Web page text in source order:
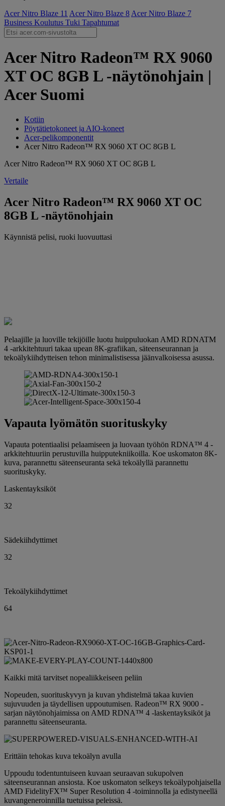
Acer Nitro Blaze 11 Acer Nitro Blaze 8 Acer Nitro Blaze 7
Business Koulutus Tuki Tapahtumat
Acer Nitro Radeon™ RX 9060
XT OC 8GB L -näytönohjain |
Acer Suomi
Kotiin
Pöytätietokoneet ja AIO-koneet
Acer-pelikomponentit
Acer Nitro Radeon™ RX 9060 XT OC 8GB L
Acer Nitro Radeon™ RX 9060 XT OC 8GB L
Vertaile
Acer Nitro Radeon™ RX 9060 XT OC
8GB L -näytönohjain
Käynnistä pelisi, ruoki luovuuttasi
Pelaajille ja luoville tekijöille luotu huippuluokan AMD RDNATM
4 -arkkitehtuuri takaa upean 8K-grafiikan, säteenseurannan ja
tekoälykiihdytteisen tehon minimalistisessa jäänvalkoisessa asussa.
Vapauta lyömätön suorituskyky
Vapauta potentiaalisi pelaamiseen ja luovaan työhön RDNA™ 4 -
arkkitehtuuriin perustuvilla huipputekniikoilla. Koe uskomaton 8K-
kuva, parannettu säteenseuranta sekä tekoälyllä parannettu
suorituskyky.
Laskentayksiköt
32
Sädekiihdyttimet
32
Tekoälykiihdyttimet
64
Kaikki mitä tarvitset nopealiikkeiseen peliin
Nopeuden, suorituskyvyn ja kuvan yhdistelmä takaa kuvien
sujuvuuden ja täydellisen uppoutumisen. Radeon™ RX 9000 -
sarjan näytönohjaimissa on AMD RDNA™ 4 -laskentayksiköt ja
parannettu säteenseuranta.
Erittäin tehokas kuva tekoälyn avulla
Uppoudu todentuntuiseen kuvaan seuraavan sukupolven
säteenseurannan ansiosta. Koe uskomaton selkeys tekoälypohjaisella
AMD FidelityFX™ Super Resolution 4 -toiminnolla ja edistyneellä
kuvangeneroinnilla tuetuissa peleissä.